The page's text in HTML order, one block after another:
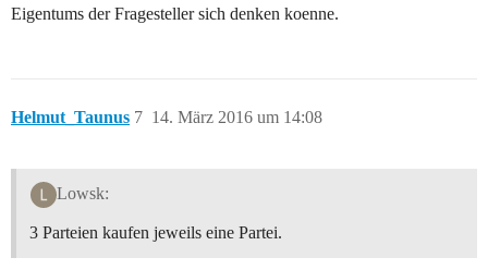
Eigentums der Fragesteller sich denken koenne.
Helmut_Taunus 14. März 2016 um 14:08
7
Lowsk:
3 Parteien kaufen jeweils eine Partei.